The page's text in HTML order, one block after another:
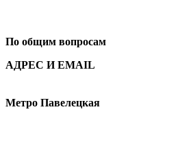
По общим вопросам
АДРЕС И EMAIL
Метро Павелецкая